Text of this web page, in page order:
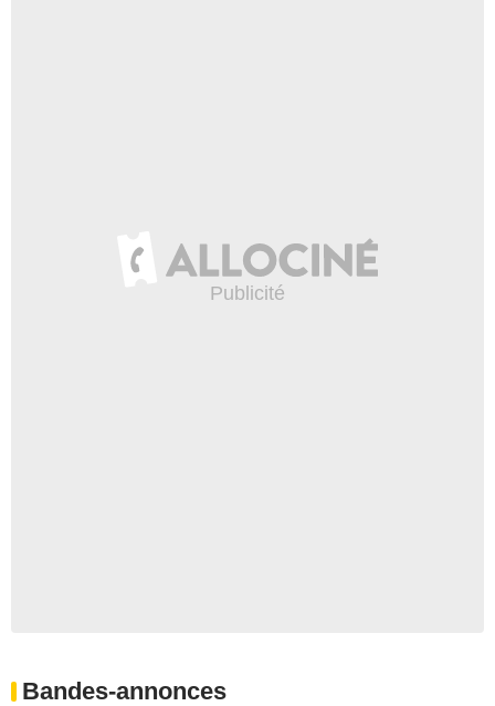
Bandes-annonces